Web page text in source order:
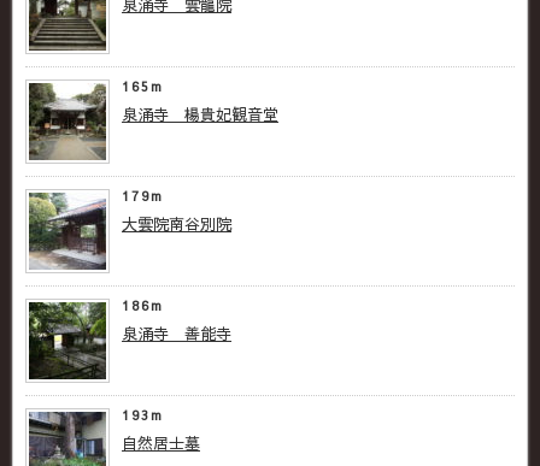
泉涌寺 雲龍院
165m
泉涌寺 楊貴妃観音堂
179m
大雲院南谷別院
186m
泉涌寺 善能寺
193m
自然居士墓